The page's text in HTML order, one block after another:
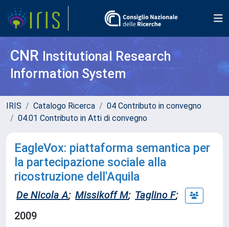
CNR Institutional Research
Information System
IRIS Catalogo Ricerca
04 Contributo in convegno
04.01 Contributo in Atti di convegno
EagleVox: piattaforma semantica per
la partecipazione sociale alla
ricostruzione dell'Aquila
De Nicola A; Missikoff M; Taglino F;
2009